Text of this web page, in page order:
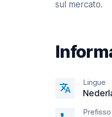
sul mercato.
Lingue